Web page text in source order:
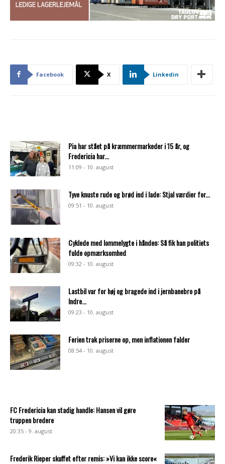
Facebook X Linkedin
Pia har stået på kræmmermarkeder i 15 år, og
Fredericia har...
11:09 - 10. august
Tyve knuste rude og brød ind i lade: Stjal værdier for...
09:51 - 10. august
Cyklede med lommelygte i hånden: Så fik han politiets
fulde opmærksomhed
09:32 - 10. august
Lastbil var for høj og bragede ind i jernbanebro på
Indre...
09:23 - 10. august
Ferien trak priserne op, men inflationen falder
08:54 - 10. august
FC Fredericia kan stadig handle: Hansen vil gøre
truppen bredere
20:35 - 9. august
Frederik Rieper skuffet efter remis: »Vi kan ikke score«